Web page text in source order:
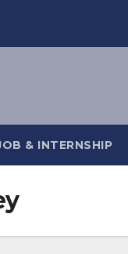
& INTERNSHIP